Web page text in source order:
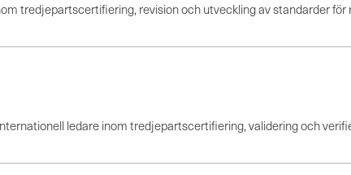
tredjepartscertifiering, revision och utveckling av standarder
ledare inom tredjepartscertifiering, validering och